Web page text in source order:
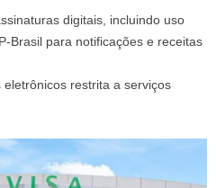
digitais, incluindo uso
Brasil para notificações e receitas
restrita a serviços